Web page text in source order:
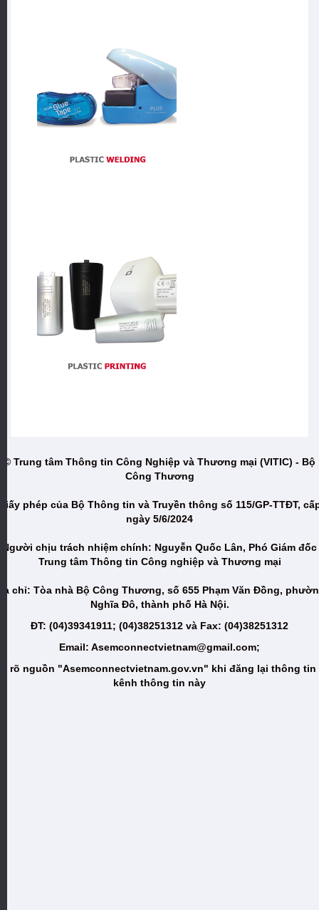
© Trung tâm Thông tin Công Nghiệp và Thương mại (VITIC) - Bộ
Công Thương
phép của Bộ Thông tin và Truyền thông số 115/GP-TTĐT,
ngày 5/6/2024
Người chịu trách nhiệm chính: Nguyễn Quốc Lân, Phó Giám đốc
Trung tâm Thông tin Công nghiệp và Thương mại
chỉ: Tòa nhà Bộ Công Thương, số 655 Phạm Văn Đồng,
Nghĩa Đô, thành phố Hà Nội.
ĐT: (04)39341911; (04)38251312 và Fax: (04)38251312
Email: Asemconnectvietnam@gmail.com;
rõ nguồn "Asemconnectvietnam.gov.vn" khi đăng lại thông tin
kênh thông tin này